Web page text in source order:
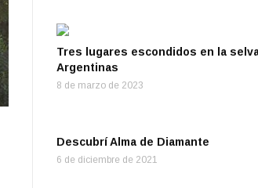
Tres lugares escondidos en la
Argentinas
8 de marzo de 2023
Descubrí Alma de Diamante
6 de diciembre de 2021